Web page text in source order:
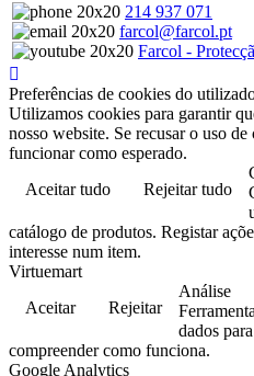
214 937 071
farcol@farcol.pt
Farcol -
Preferências de cookies do
Utilizamos cookies para garantir
nosso website. Se recusar o uso
funcionar como esperado.
Aceitar tudo
Rejeitar tudo
catálogo de produtos. Registar
interesse num item.
Virtuemart
Aceitar
Rejeitar
Análise
dados
compreender como funciona.
Google Analytics